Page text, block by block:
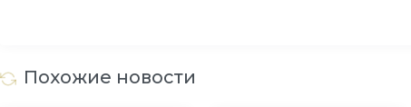
Похожие новости